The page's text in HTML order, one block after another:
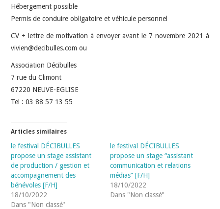
Hébergement possible
Permis de conduire obligatoire et véhicule personnel
CV + lettre de motivation à envoyer avant le 7 novembre 2021 à
vivien@decibulles.com ou
Association Décibulles
7 rue du Climont
67220 NEUVE-EGLISE
Tel : 03 88 57 13 55
Articles similaires
le festival DÉCIBULLES
propose un stage assistant
de production / gestion et
accompagnement des
bénévoles [F/H]
18/10/2022
Dans "Non classé"
le festival DÉCIBULLES
propose un stage “assistant
communication et relations
médias” [F/H]
18/10/2022
Dans "Non classé"